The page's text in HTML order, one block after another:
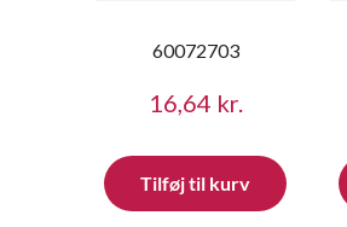
60072703
16,64 kr.
Tilføj til kurv